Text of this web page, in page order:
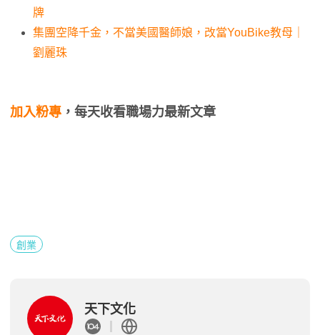
牌
集團空降千金，不當美國醫師娘，改當YouBike教母｜
劉麗珠
加入粉專 ，每天收看職場力最新文章
創業
天下文化